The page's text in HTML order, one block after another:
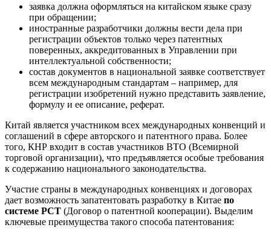
заявка должна оформляться на китайском языке сразу
при обращении;
иностранные разработчики должны вести дела при
регистрации объектов только через патентных
поверенных, аккредитованных в Управлении при
интеллектуальной собственности;
состав документов в национальной заявке соответствует
всем международным стандартам – например, для
регистрации изобретений нужно представить заявление,
формулу и ее описание, реферат.
Китай является участником всех международных конвенций и
соглашений в сфере авторского и патентного права. Более
того, КНР входит в состав участников ВТО (Всемирной
торговой организации), что предъявляется особые требования
к содержанию национального законодательства.
Участие страны в международных конвенциях и договорах
дает возможность запатентовать разработку в Китае по
системе РСТ (Договор о патентной кооперации). Выделим
ключевые преимущества такого способа патентования: